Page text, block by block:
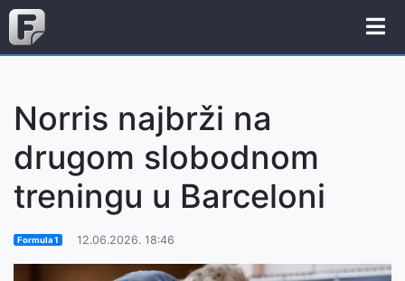
Norris najbrži na
drugom slobodnom
treningu u Barceloni
Formula 1 12.06.2026. 18:46